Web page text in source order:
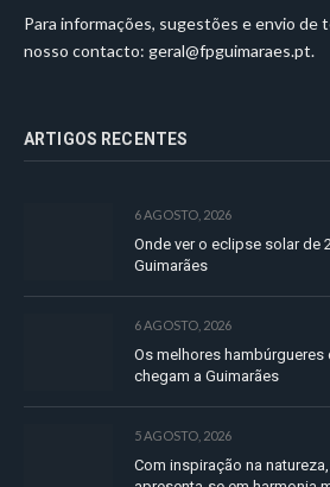
Para informações, sugestões e envio de
nosso contacto: geral@fpguimaraes.pt.
ARTIGOS RECENTES
6 AGOSTO, 2026
Onde ver o eclipse solar de
Guimarães
6 AGOSTO, 2026
Os melhores hambúrgueres
chegam a Guimarães
5 AGOSTO, 2026
Com inspiração na